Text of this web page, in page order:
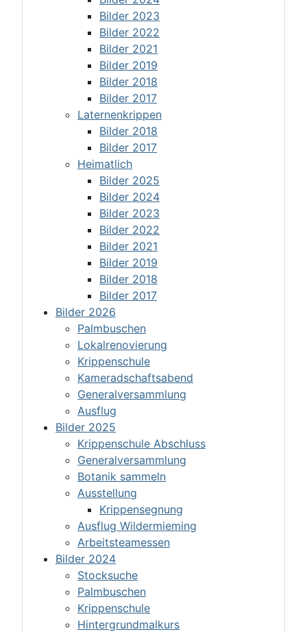
Bilder 2023
Bilder 2022
Bilder 2021
Bilder 2019
Bilder 2018
Bilder 2017
Laternenkrippen
Bilder 2018
Bilder 2017
Heimatlich
Bilder 2025
Bilder 2024
Bilder 2023
Bilder 2022
Bilder 2021
Bilder 2019
Bilder 2018
Bilder 2017
Bilder 2026
Palmbuschen
Lokalrenovierung
Krippenschule
Kameradschaftsabend
Generalversammlung
Ausflug
Bilder 2025
Krippenschule Abschluss
Generalversammlung
Botanik sammeln
Ausstellung
Krippensegnung
Ausflug Wildermieming
Arbeitsteamessen
Bilder 2024
Stocksuche
Palmbuschen
Krippenschule
Hintergrundmalkurs